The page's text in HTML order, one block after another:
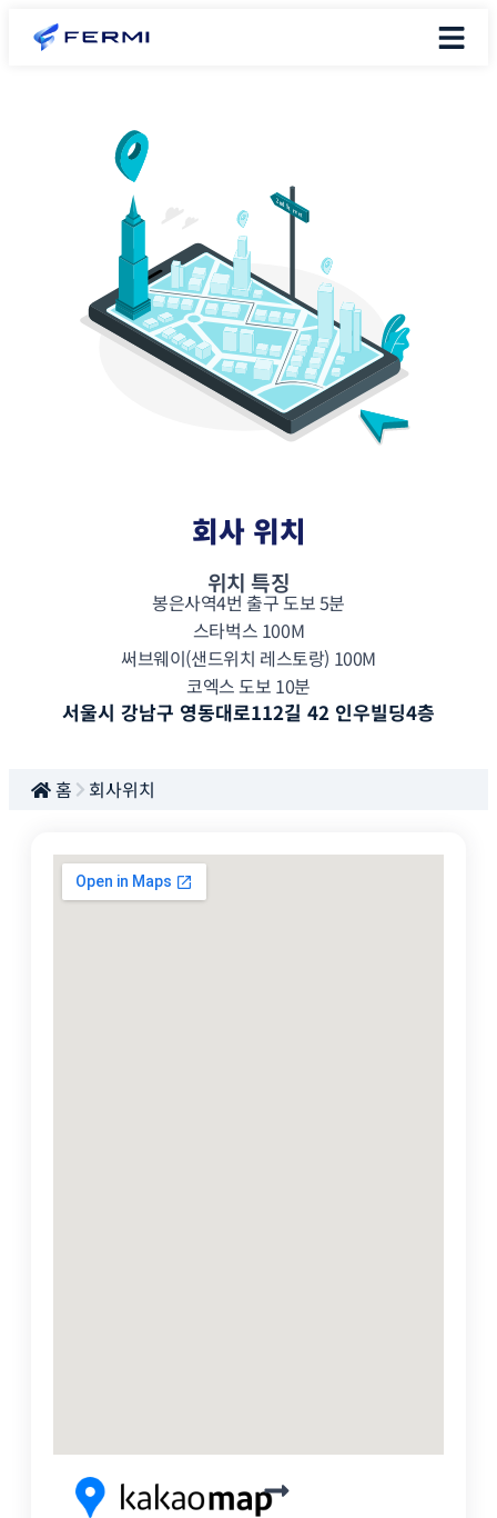
회사 위치
위치 특징
봉은사역4번 출구 도보 5분
스타벅스 100M
써브웨이(샌드위치 레스토랑) 100M
코엑스 도보 10분
서울시 강남구 영동대로112길 42 인우빌딩4층
홈 회사위치